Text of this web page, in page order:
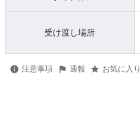
受け渡し場所
注意事項 通報 お気に入り